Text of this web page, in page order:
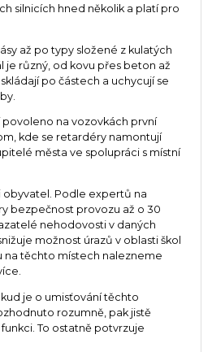
silnicích hned několik a platí pro
až po typy složené z kulatých
je různý, od kovu přes beton až
po částech a uchycují se
na vozovkách první
kde se retardéry namontují
města ve spolupráci s místní
obyvatel. Podle expertů na
bezpečnost provozu až o 30
nehodovosti v daných
možnost úrazů v oblasti škol
na těchto místech nalezneme
je o umisťování těchto
rozumně, pak jistě
To ostatně potvrzuje